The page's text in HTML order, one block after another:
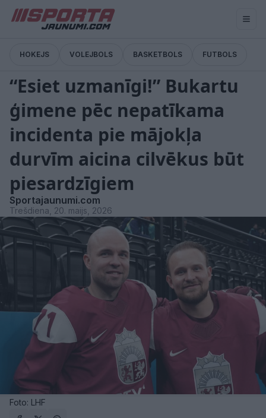
HOKEJS VOLEJBOLS BASKETBOLS FUTBOLS
“Esiet uzmanīgi!” Bukartu
ģimene pēc nepatīkama
incidenta pie mājokļa
durvīm aicina cilvēkus būt
piesardzīgiem
Sportajaunumi.com
Trešdiena, 20. maijs, 2026
Foto: LHF